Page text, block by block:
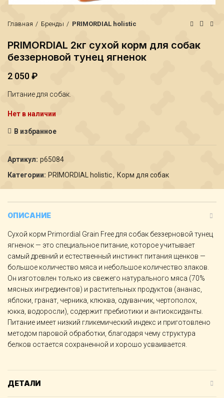
Главная Бренды PRIMORDIAL holistic
PRIMORDIAL 2кг сухой корм для собак
беззерновой тунец ягненок
2 050₽
Питание для собак.
Нет в наличии
В избранное
Артикул: p65084
Категории: PRIMORDIAL holistic, Корм для собак
ОПИСАНИЕ
Сухой корм Primordial Grain Free для собак беззерновой тунец
ягненок — это специальное питание, которое учитывает
самый древний и естественный инстинкт питания щенков —
большое количество мяса и небольшое количество злаков.
Он изготовлен только из свежего натурального мяса (70%
мясных ингредиентов) и растительных продуктов (ананас,
яблоки, гранат, черника, клюква, одуванчик, чертополох,
юкка, водоросли), содержит пребиотики и антиоксиданты.
Питание имеет низкий гликемический индекс и приготовлено
методом паровой обработки, благодаря чему структура
белков остается сохраненной и хорошо усваивается.
ДЕТАЛИ